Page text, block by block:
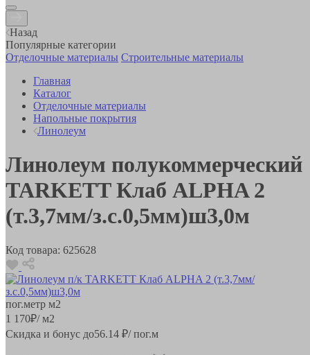
Назад
Популярные категории
Отделочные материалы Строительные материалы
Главная
Каталог
Отделочные материалы
Напольные покрытия
Линолеум
Линолеум полукоммерческий
TARKETT Клаб ALPHA 2
(т.3,7мм/з.с.0,5мм)ш3,0м
Код товара: 625628
пог.метр м2
1 170₽/ м2
Скидка и бонус до56.14 ₽/ пог.м